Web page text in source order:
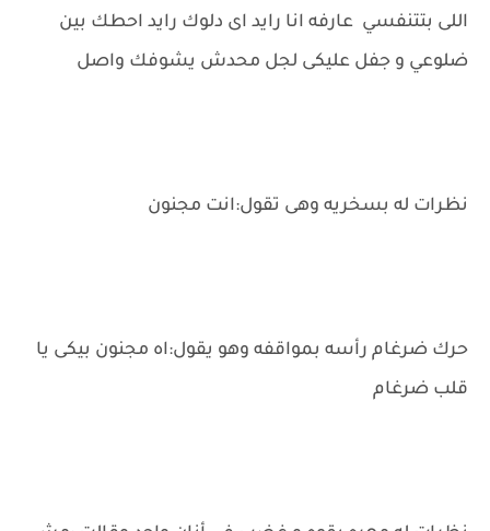
اللى بتتنفسي عارفه انا رايد اى دلوك رايد احطك بين
ضلوعي و جفل عليكى لجل محدش يشوفك واصل
نظرات له بسخريه وهى تقول:انت مجنون
حرك ضرغام رأسه بمواقفه وهو يقول:اه مجنون بيكى يا
قلب ضرغام